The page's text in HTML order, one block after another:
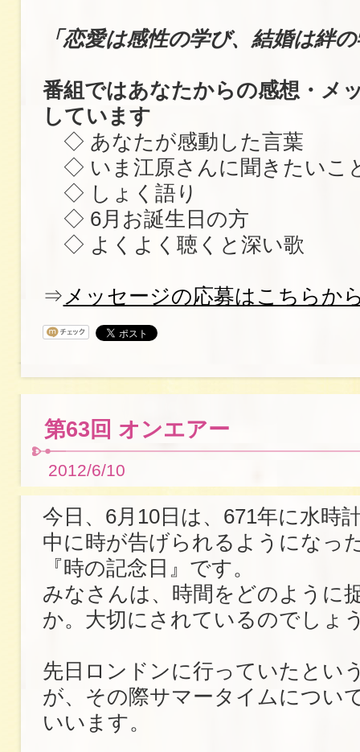
「恋愛は感性の学び、結婚は絆
番組ではあなたからの感想・メ
しています
◇ あなたが感動した言葉
◇ いま江原さんに聞きたいこ
◇ しょく語り
◇ 6月お誕生日の方
◇ よくよく聴くと深い歌
⇒ メッセージの応募はこちらか
第63回 オンエアー
2012/6/10
今日、6月10日は、671年に水時
中に時が告げられるようになっ
『時の記念日』です。
みなさんは、時間をどのように
か。大切にされているのでしょ
先日ロンドンに行っていたとい
が、その際サマータイムについ
いいます。